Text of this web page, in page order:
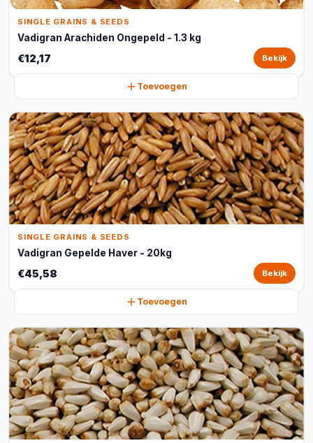
SINGLE GRAINS & SEEDS
Vadigran Arachiden Ongepeld - 1.3 kg
€12,17 Bekijk
Toevoegen
SINGLE GRAINS & SEEDS
Vadigran Gepelde Haver - 20kg
€45,58 Bekijk
Toevoegen